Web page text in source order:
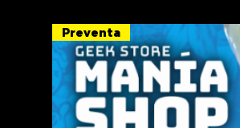
Preventa